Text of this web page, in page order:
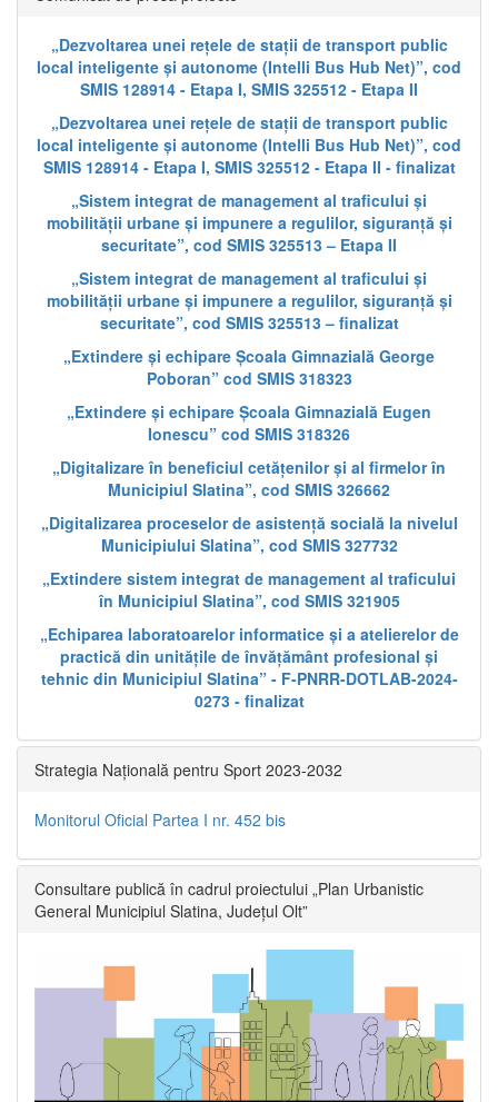
„Dezvoltarea unei rețele de stații de transport public
local inteligente și autonome (Intelli Bus Hub Net)”, cod
SMIS 128914 - Etapa I, SMIS 325512 - Etapa II
„Dezvoltarea unei rețele de stații de transport public
local inteligente și autonome (Intelli Bus Hub Net)”, cod
SMIS 128914 - Etapa I, SMIS 325512 - Etapa II - finalizat
„Sistem integrat de management al traficului și
mobilității urbane și impunere a regulilor, siguranță și
securitate”, cod SMIS 325513 – Etapa II
„Sistem integrat de management al traficului și
mobilității urbane și impunere a regulilor, siguranță și
securitate”, cod SMIS 325513 – finalizat
„Extindere și echipare Școala Gimnazială George
Poboran” cod SMIS 318323
„Extindere și echipare Școala Gimnazială Eugen
Ionescu” cod SMIS 318326
„Digitalizare în beneficiul cetățenilor și al firmelor în
Municipiul Slatina”, cod SMIS 326662
„Digitalizarea proceselor de asistență socială la nivelul
Municipiului Slatina”, cod SMIS 327732
„Extindere sistem integrat de management al traficului
în Municipiul Slatina”, cod SMIS 321905
„Echiparea laboratoarelor informatice și a atelierelor de
practică din unitățile de învățământ profesional și
tehnic din Municipiul Slatina” - F-PNRR-DOTLAB-2024-
0273 - finalizat
Strategia Națională pentru Sport 2023-2032
Monitorul Oficial Partea I nr. 452 bis
Consultare publică în cadrul proiectului „Plan Urbanistic
General Municipiul Slatina, Județul Olt”